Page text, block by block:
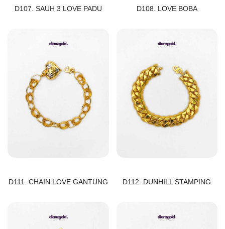
D107. SAUH 3 LOVE PADU D108. LOVE BOBA
D111. CHAIN LOVE GANTUNG D112. DUNHILL STAMPING